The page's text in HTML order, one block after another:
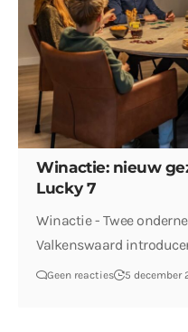
Winactie: nieuw
Lucky 7
Winactie - Twee
Valkenswaard
Geen reacties 5 december